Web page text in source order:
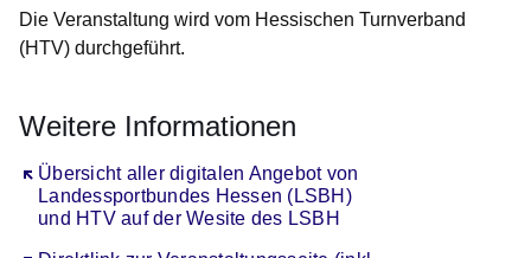
Die Veranstaltung wird vom Hessischen Turnverband
(HTV) durchgeführt.
Weitere Informationen
Übersicht aller digitalen Angebot von
Landessportbundes Hessen (LSBH)
und HTV auf der Wesite des LSBH
Öffnet sich in einem neuen Fenster